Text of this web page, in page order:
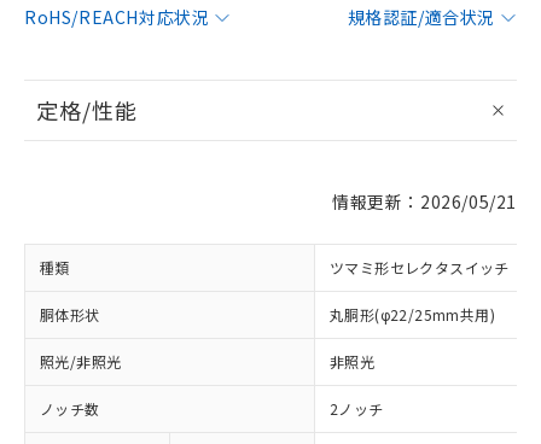
RoHS/REACH対応状況
規格認証/適合状況
定格/性能
情報更新：2026/05/21
種類 ツマミ形セレクタスイッチ
胴体形状 丸胴形(φ22/25mm共用)
照光/非照光 非照光
ノッチ数 2ノッチ